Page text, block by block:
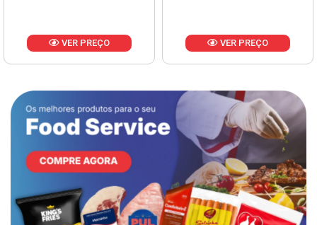
VER PREÇO VER PREÇO